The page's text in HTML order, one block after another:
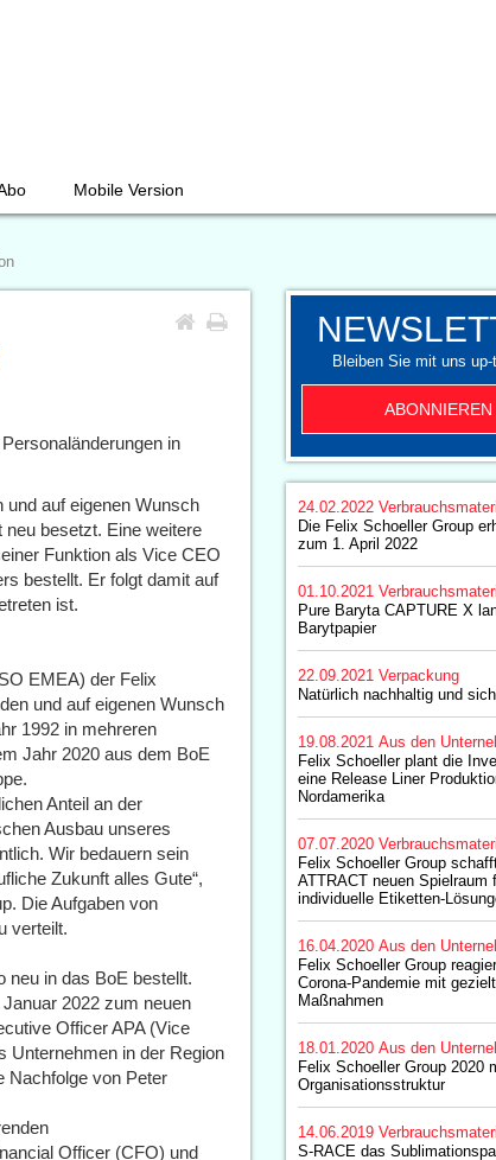
Mobile Version
in
auf eigenen Wunsch
besetzt. Eine weitere
Funktion als Vice CEO
bestellt. Er folgt damit auf
ist.
EMEA) der Felix
und auf eigenen Wunsch
1992 in mehreren
Jahr 2020 aus dem BoE
Anteil an der
Ausbau unseres
Wir bedauern sein
Zukunft alles Gute“,
Die Aufgaben von
verteilt.
neu in das BoE bestellt.
2022 zum neuen
Officer APA (Vice
Unternehmen in der Region
Nachfolge von Peter
Officer (CFO) und
Bleiben Sie mit uns up-
ABONNIEREN
24.02.2022
Die Felix Schoeller Group
zum 1. April 2022
01.10.2021
Pure Baryta CAPTURE X
Barytpapier
22.09.2021 Verpackung
Natürlich nachhaltig und
19.08.2021 Aus den
Felix Schoeller plant die
eine Release Liner
Nordamerika
07.07.2020
Felix Schoeller Group
ATTRACT neuen Spielraum
individuelle Etiketten-
16.04.2020 Aus den
Felix Schoeller Group
Corona-Pandemie mit
Maßnahmen
18.01.2020 Aus den
Felix Schoeller Group 2020
Organisationsstruktur
14.06.2019
S-RACE das